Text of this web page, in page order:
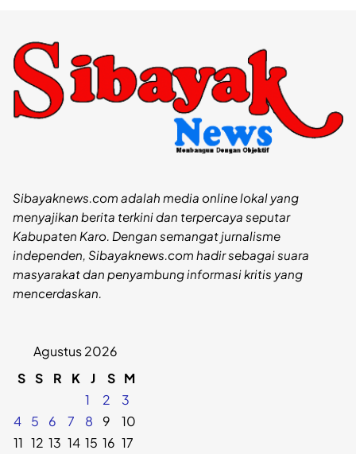
Sibayaknews.com adalah media online lokal yang
menyajikan berita terkini dan terpercaya seputar
Kabupaten Karo. Dengan semangat jurnalisme
independen, Sibayaknews.com hadir sebagai suara
masyarakat dan penyambung informasi kritis yang
mencerdaskan.
Agustus 2026
S S R K J S M
1
2
3
4
5 6 7 8 9
10
11 12 13 14 15 16 17